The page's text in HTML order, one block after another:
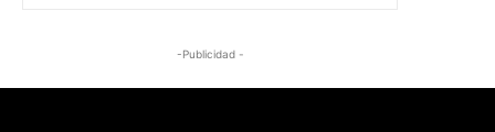
-Publicidad -